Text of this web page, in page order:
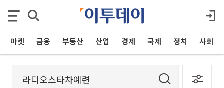
마켓 금융 부동산 산업 경제 국제 정치 사회